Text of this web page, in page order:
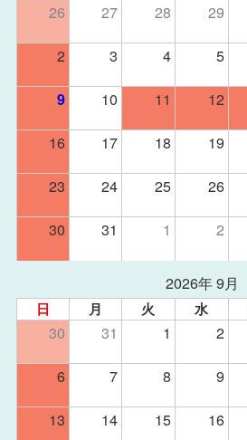
26 27 28 29
2
3 4 5
9 10 11 12
16
17 18 19
23
24 25 26
30
31 1 2
2026年 9月
日 月 火 水
30 31 1 2
6
7 8 9
13
14 15 16